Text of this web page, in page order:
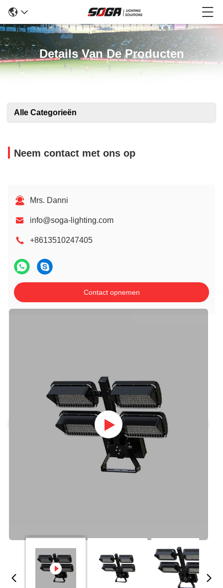
Details Van De Producten
Alle Categorieën
Neem contact met ons op
Mrs. Danni
info@soga-lighting.com
+8613510247405
Contact opnemen